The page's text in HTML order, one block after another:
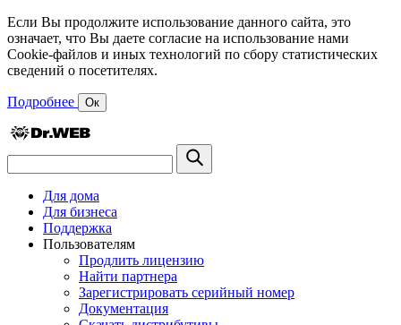
Если Вы продолжите использование данного сайта, это
означает, что Вы даете согласие на использование нами
Cookie-файлов и иных технологий по сбору статистических
сведений о посетителях.
Подробнее Ок
Для дома
Для бизнеса
Поддержка
Пользователям
Продлить лицензию
Найти партнера
Зарегистрировать серийный номер
Документация